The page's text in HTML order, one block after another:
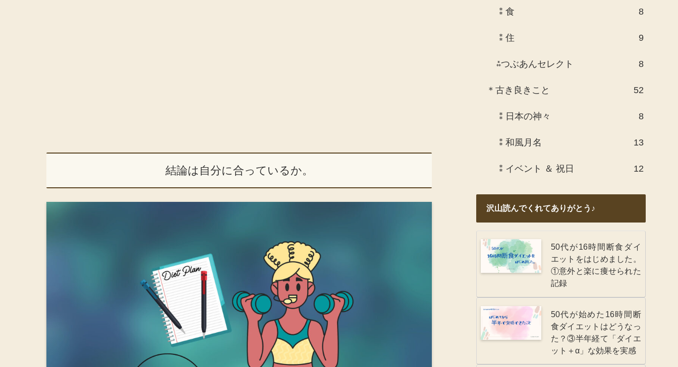
結論は自分に合っているか。
⁑食 8
⁑住 9
⁂つぶあんセレクト 8
＊古き良きこと 52
⁑日本の神々 8
⁑和風月名 13
⁑イベント ＆ 祝日 12
沢山読んでくれてありがとう♪
50代が16時間断食ダイ
エットをはじめました。
①意外と楽に痩せられた
記録
50代が始めた16時間断
食ダイエットはどうなっ
た？③半年経て「ダイエ
ット＋α」な効果を実感